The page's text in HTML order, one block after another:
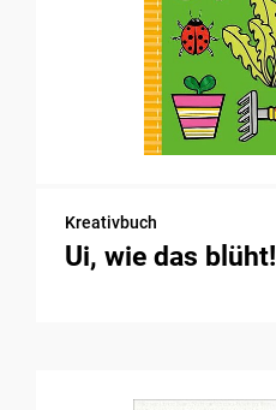
Kreativbuch
Ui, wie das blüht!